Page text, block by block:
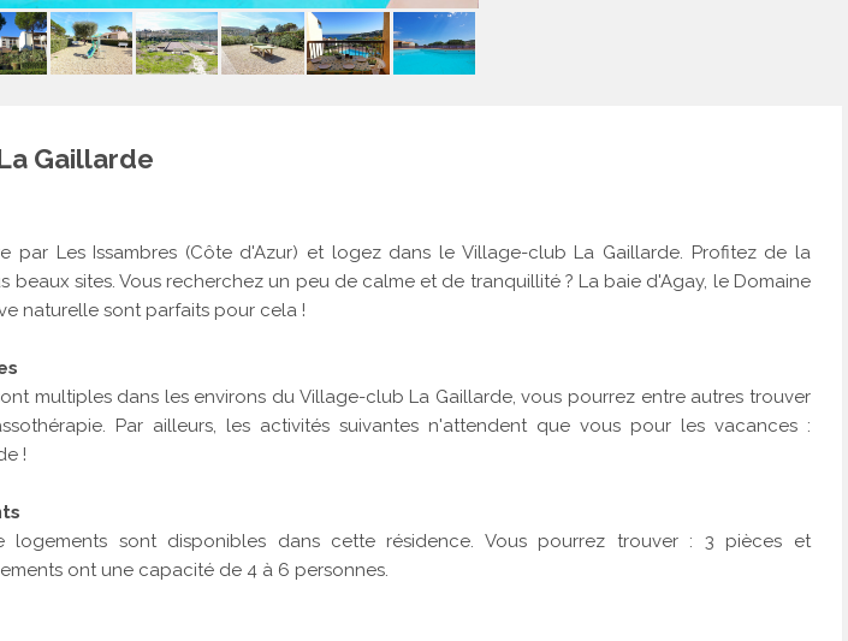
Gaillarde
par Les Issambres (Côte d'Azur) et logez dans le Village-club La Gaillarde. Profitez de la
beaux sites. Vous recherchez un peu de calme et de tranquillité ? La baie d'Agay, le Domaine
naturelle sont parfaits pour cela !
multiples dans les environs du Village-club La Gaillarde, vous pourrez entre autres trouver
Par ailleurs, les activités suivantes n'attendent que vous pour les vacances :
!
logements sont disponibles dans cette résidence. Vous pourrez trouver : 3 pièces et
ont une capacité de 4 à 6 personnes.